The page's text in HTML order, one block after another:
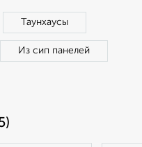
Таунхаусы
Из сип панелей